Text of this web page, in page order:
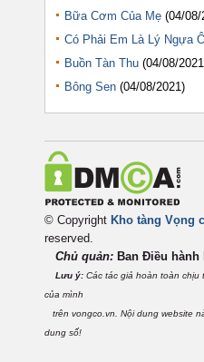
Bữa Cơm Của Mẹ (04/08/
Có Phải Em Là Lý Ngựa
Buồn Tàn Thu (04/08/
Bông Sen (04/08/2021)
© Copyright Kho tàng Vọng
reserved.
Chủ quản: Ban Điều
Lưu ý: Các tác giả hoàn toàn chịu
của mình
trên vongco.vn. Nội dung website
dung số!